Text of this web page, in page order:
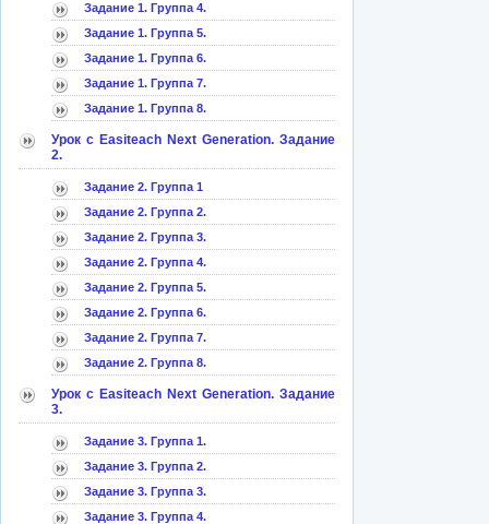
Задание 1. Группа 4.
Задание 1. Группа 5.
Задание 1. Группа 6.
Задание 1. Группа 7.
Задание 1. Группа 8.
Урок с Easiteach Next Generation. Задание
2.
Задание 2. Группа 1
Задание 2. Группа 2.
Задание 2. Группа 3.
Задание 2. Группа 4.
Задание 2. Группа 5.
Задание 2. Группа 6.
Задание 2. Группа 7.
Задание 2. Группа 8.
Урок с Easiteach Next Generation. Задание
3.
Задание 3. Группа 1.
Задание 3. Группа 2.
Задание 3. Группа 3.
Задание 3. Группа 4.